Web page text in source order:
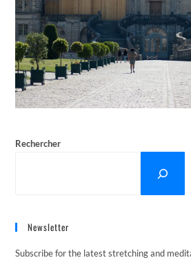
Rechercher
Newsletter
Subscribe for the latest stretching and